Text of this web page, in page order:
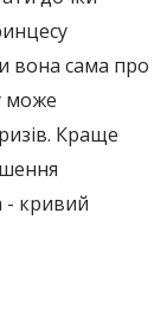
вона сама про
може
Краще
- кривий